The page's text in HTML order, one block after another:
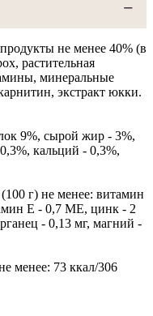
не менее 40% (в
растительная
минеральные
экстракт юкки.
9%, сырой жир - 3%,
кальций - 0,3%,
г) не менее: витамин
E - 0,7 МЕ, цинк - 2
- 0,13 мг, магний -
менее: 73 ккал/306